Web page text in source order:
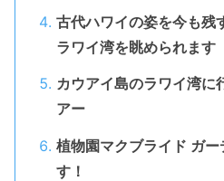
古代ハワイの姿を今も残
ラワイ湾を眺められます
カウアイ島のラワイ湾に
アー
植物園マクブライド ガ
す！